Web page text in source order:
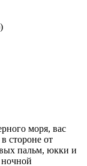
моря, вас
стороне от
пальм, юкки и
ночной